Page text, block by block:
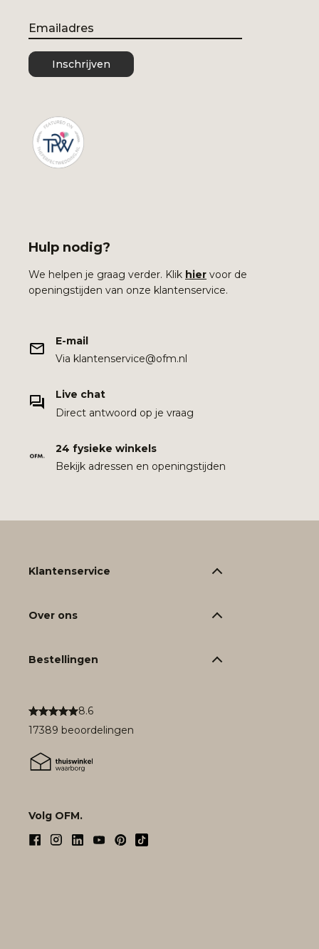
Email
Inschrijven
Hulp nodig?
We helpen je graag verder. Klik hier voor de
openingstijden van onze klantenservice.
E-mail
Via klantenservice@ofm.nl
Live chat
Direct antwoord op je vraag
24 fysieke winkels
Bekijk adressen en openingstijden
8.6
17389 beoordelingen
Volg OFM.
Klantenservice
Over ons
Bestellingen